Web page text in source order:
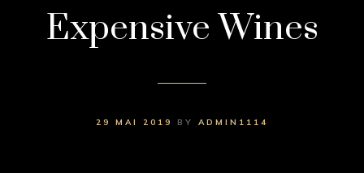
Expensive Wines
29 MAI 2019 BY ADMIN1114